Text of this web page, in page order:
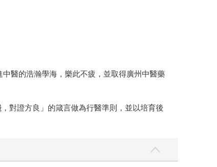
醫的浩瀚學海，樂此不疲，並取得廣州中醫藥
對證方良」的箴言做為行醫準則，並以培育後